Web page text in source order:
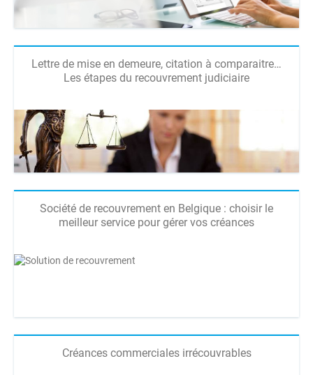
Lettre de mise en demeure, citation à comparaitre…
Les étapes du recouvrement judiciaire
Société de recouvrement en Belgique : choisir le
meilleur service pour gérer vos créances
Créances commerciales irrécouvrables